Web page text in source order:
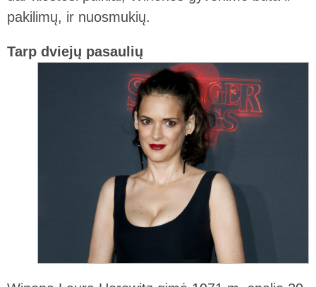
pakilimų, ir nuosmukių.
Tarp dviejų pasaulių